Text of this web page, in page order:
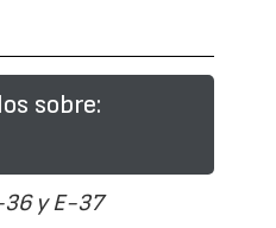
sobre:
y E-37